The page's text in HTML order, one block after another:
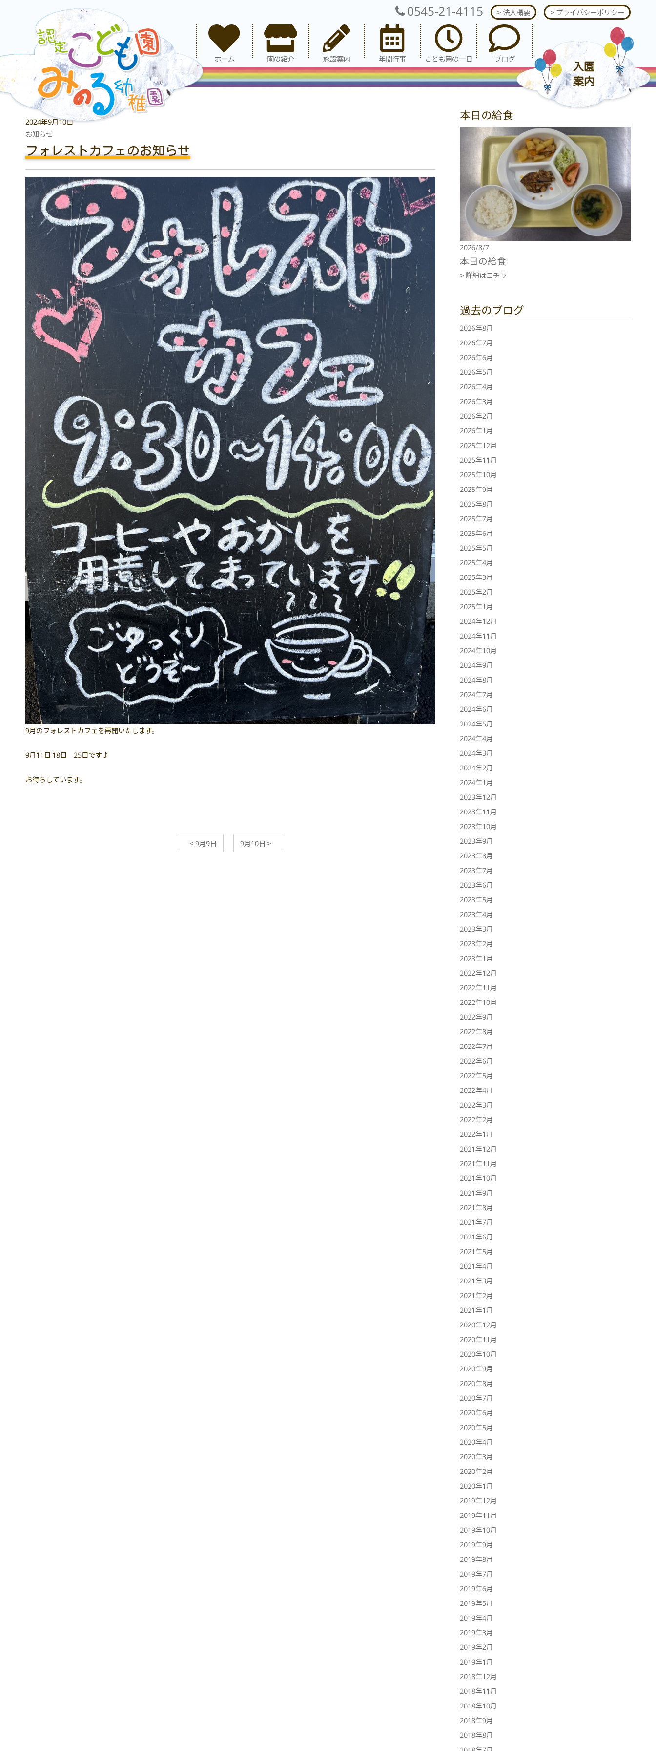
0545-21-4115 > 法人概要 > プライバシーポリシー
ホーム 園の紹介 施設案内 年間行事 こども園の一日 ブログ
2024年9月10日
お知らせ
フォレストカフェのお知らせ
9月のフォレストカフェを再開いたします。
9月11日 18日 25日です♪
お待ちしています。
<9月9日 9月10日 >
本日の給食
2026/8/7
本日の給食
> 詳細はコチラ
過去のブログ
2026年8月
2026年7月
2026年6月
2026年5月
2026年4月
2026年3月
2026年2月
2026年1月
2025年12月
2025年11月
2025年10月
2025年9月
2025年8月
2025年7月
2025年6月
2025年5月
2025年4月
2025年3月
2025年2月
2025年1月
2024年12月
2024年11月
2024年10月
2024年9月
2024年8月
2024年7月
2024年6月
2024年5月
2024年4月
2024年3月
2024年2月
2024年1月
2023年12月
2023年11月
2023年10月
2023年9月
2023年8月
2023年7月
2023年6月
2023年5月
2023年4月
2023年3月
2023年2月
2023年1月
2022年12月
2022年11月
2022年10月
2022年9月
2022年8月
2022年7月
2022年6月
2022年5月
2022年4月
2022年3月
2022年2月
2022年1月
2021年12月
2021年11月
2021年10月
2021年9月
2021年8月
2021年7月
2021年6月
2021年5月
2021年4月
2021年3月
2021年2月
2021年1月
2020年12月
2020年11月
2020年10月
2020年9月
2020年8月
2020年7月
2020年6月
2020年5月
2020年4月
2020年3月
2020年2月
2020年1月
2019年12月
2019年11月
2019年10月
2019年9月
2019年8月
2019年7月
2019年6月
2019年5月
2019年4月
2019年3月
2019年2月
2019年1月
2018年12月
2018年11月
2018年10月
2018年9月
2018年8月